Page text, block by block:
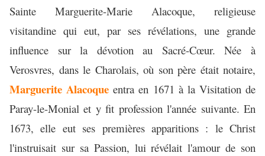
Sainte Marguerite-Marie Alacoque, religieuse
visitandine qui eut, par ses révélations, une grande
influence sur la dévotion au Sacré-Cœur. Née à
Verosvres, dans le Charolais, où son père était notaire,
Marguerite Alacoque entra en 1671 à la Visitation de
Paray-le-Monial et y fit profession l'année suivante. En
1673, elle eut ses premières apparitions : le Christ
l'instruisait sur sa Passion, lui révélait l'amour de son